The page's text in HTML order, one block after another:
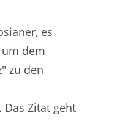
es
dem
zu den
Zitat geht